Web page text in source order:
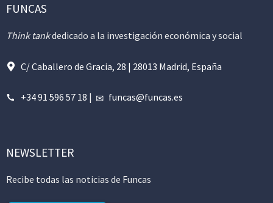
FUNCAS
Think tankdedicado a la investigación económica y social
C/ Caballero de Gracia, 28 | 28013 Madrid, España
+34 91 596 57 18 | funcas@funcas.es
NEWSLETTER
Recibe todas las noticias de Funcas